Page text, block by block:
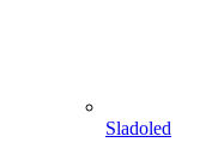
Sladoled